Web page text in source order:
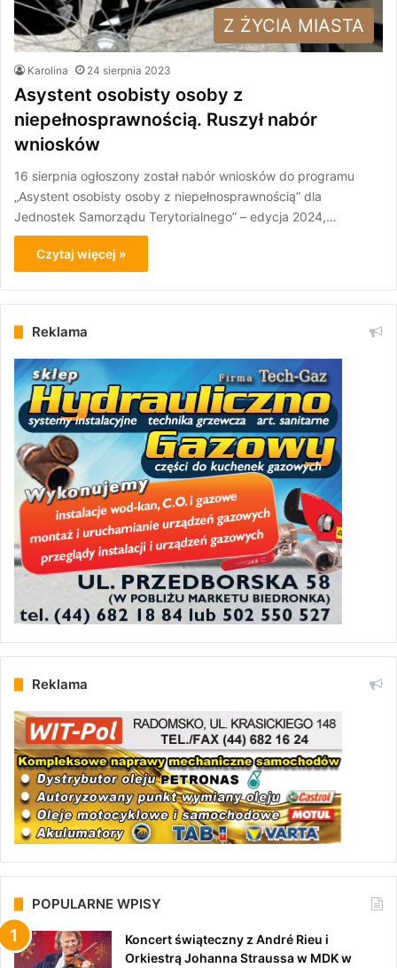
Z ŻYCIA MIASTA
Karolina 24 sierpnia 2023
Asystent osobisty osoby z
niepełnosprawnością. Ruszył nabór
wniosków
16 sierpnia ogłoszony został nabór wniosków do programu
„Asystent osobisty osoby z niepełnosprawnością” dla
Jednostek Samorządu Terytorialnego” – edycja 2024,…
Czytaj więcej »
Reklama
Reklama
POPULARNE WPISY
Koncert świąteczny z André Rieu i
Orkiestrą Johanna Straussa w MDK w